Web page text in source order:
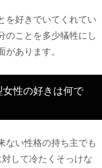
を好きでいてくれてい
のことを多少犠牲にし
あります。
性の好きは何で
ない性格の持ち主でも
して冷たくそっけな